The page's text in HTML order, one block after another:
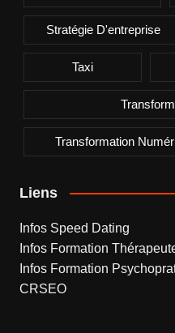
Stratégie D'entreprise
Taxi
Transformation
Liens
Infos Speed Dating
Infos Formation
Infos Formation
CRSEO